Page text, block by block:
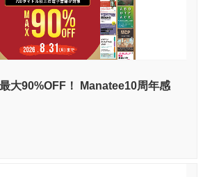
大90%OFF！ Manatee10周年感